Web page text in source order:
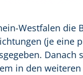
Westfalen die
(je eine
Danach
in den